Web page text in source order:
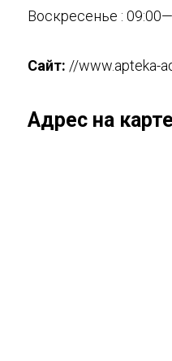
Воскресенье :
Сайт: //www.apteka-
Адрес на карте